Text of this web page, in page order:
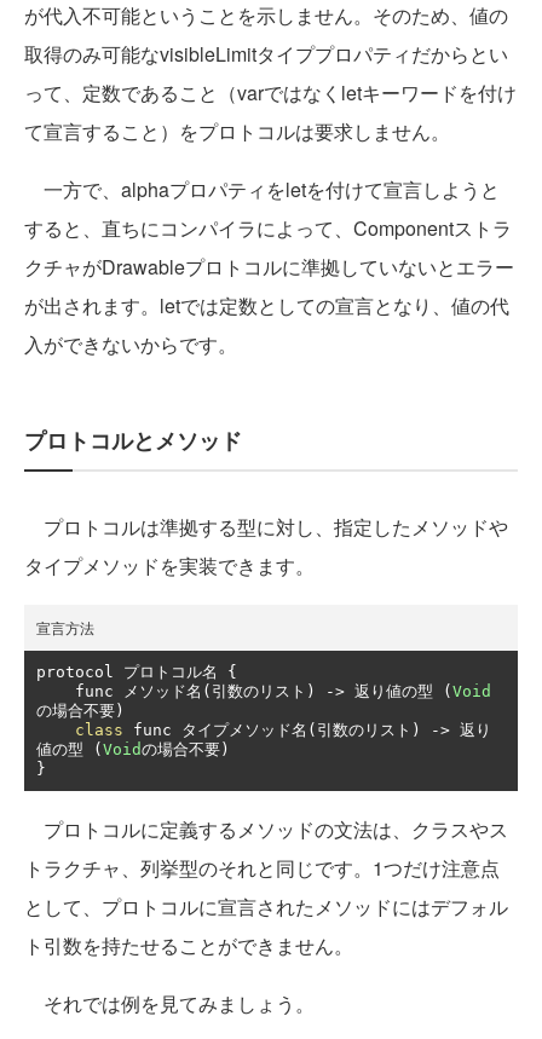
が代入不可能ということを示しません。そのため、値の
取得のみ可能なvisibleLimitタイププロパティだからとい
って、定数であること（varではなくletキーワードを付け
て宣言すること）をプロトコルは要求しません。
一方で、alphaプロパティをletを付けて宣言しようと
すると、直ちにコンパイラによって、Componentストラ
クチャがDrawableプロトコルに準拠していないとエラー
が出されます。letでは定数としての宣言となり、値の代
入ができないからです。
プロトコルとメソッド
プロトコルは準拠する型に対し、指定したメソッドや
タイプメソッドを実装できます。
宣言方法
protocol プロトコル名
{
    func
メソッド名(引数のリスト) -> 返り値の型 ( Void
の場合不要)
class func タイプメソッド名(引数のリスト) -> 返り
値の型
( Voidの場合不要)
}
プロトコルに定義するメソッドの文法は、クラスやス
トラクチャ、列挙型のそれと同じです。1つだけ注意点
として、プロトコルに宣言されたメソッドにはデフォル
ト引数を持たせることができません。
それでは例を見てみましょう。